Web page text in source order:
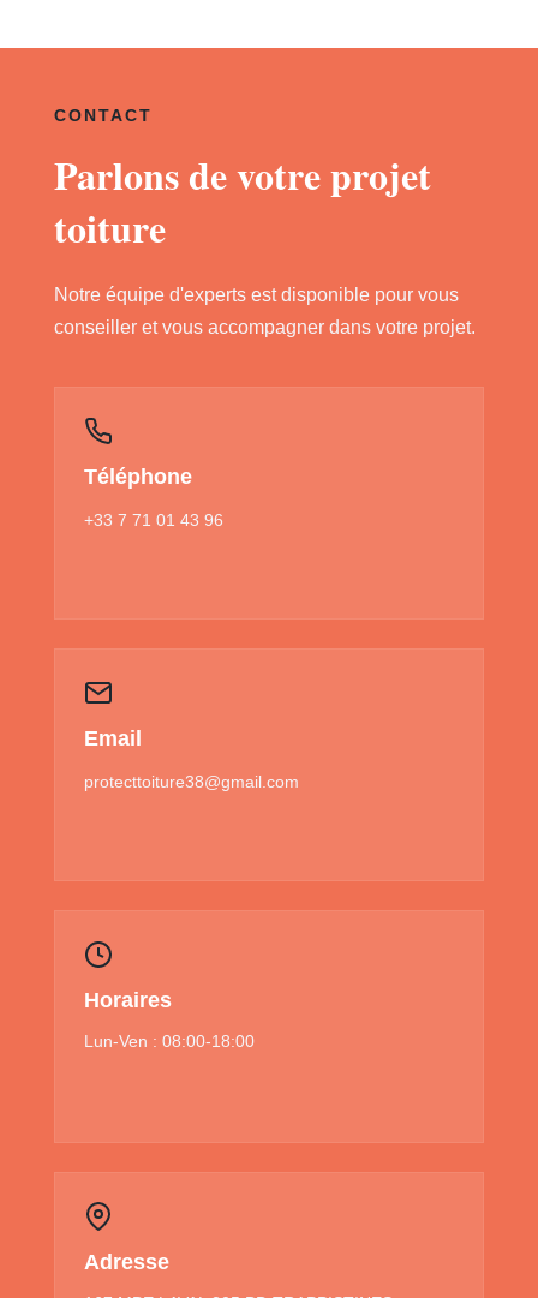
CONTACT
Parlons de votre projet
toiture
Notre équipe d'experts est disponible pour vous
conseiller et vous accompagner dans votre projet.
Téléphone
+33 7 71 01 43 96
Email
protecttoiture38@gmail.com
Horaires
Lun-Ven : 08:00-18:00
Adresse